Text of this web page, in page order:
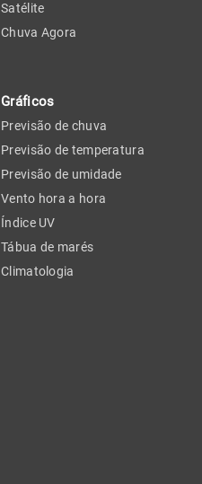
Satélite
Chuva Agora
Gráficos
Previsão de chuva
Previsão de temperatura
Previsão de umidade
Vento hora a hora
Índice UV
Tábua de marés
Climatologia